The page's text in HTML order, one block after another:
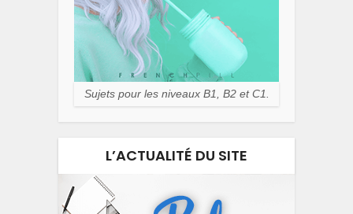
Sujets pour les niveaux B1, B2 et C1.
L’ACTUALITÉ DU SITE